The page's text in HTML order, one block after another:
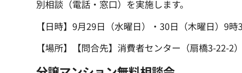
別相談（電話・窓口）を実施します。
【日時】9月29日（水曜日）・30日（木曜日）9
【場所】【問合先】消費者センター（扇橋3-